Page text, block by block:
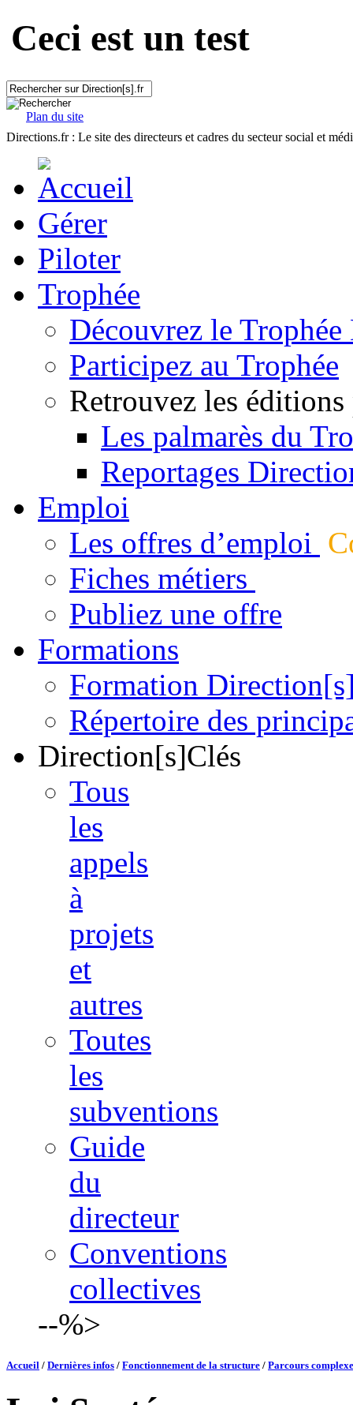
Ceci est un test
Plan du site
Directions.fr : Le site des directeurs et cadres du secteur social et
Gérer
Piloter
Trophée
Découvrez le
Participez au Trophée
Retrouvez les éditions
Les palmarès du
Reportages
Emploi
Les offres d’emploi
Fiches métiers
Publiez une offre
Formations
Formation
Répertoire des
Direction[s]Clés
Tous
les
appels
à
projets
et
autres
Toutes
les
subventions
Guide
du
directeur
Conventions
collectives
--%>
Accueil / Dernières infos / Fonctionnement de la structure / Parcours